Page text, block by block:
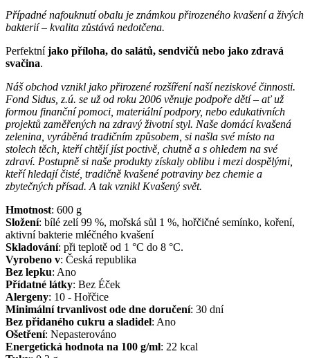
Případné nafouknutí obalu je známkou přirozeného kvašení a živých
bakterií – kvalita zůstává nedotčena.
Perfektníjako příloha, do salátů, sendvičů nebo jako zdravá
svačina.
Náš obchod vznikl jako přirozené rozšíření naší neziskové činnosti.
Fond Sidus, z.ú. se už od roku 2006 věnuje podpoře dětí – ať už
formou finanční pomoci, materiální podpory, nebo edukativních
projektů zaměřených na zdravý životní styl. Naše domácí kvašená
zelenina, vyráběná tradičním způsobem, si našla své místo na
stolech těch, kteří chtějí jíst poctivě, chutně a s ohledem na své
zdraví. Postupně si naše produkty získaly oblibu i mezi dospělými,
kteří hledají čisté, tradičně kvašené potraviny bez chemie a
zbytečných přísad. A tak vznikl Kvašený svět.
Hmotnost: 600 g
Složení: bílé zelí 99 %, mořská sůl 1 %, hořčičné semínko, koření,
aktivní bakterie mléčného kvašení
Skladování: při teplotě od 1 °C do 8 °C.
Vyrobeno v: Česká republika
Bez lepku: Ano
Přídatné látky: Bez Éček
Alergeny: 10 - Hořčice
Minimální trvanlivost ode dne doručení: 30 dní
Bez přidaného cukru a sladidel: Ano
Ošetření: Nepasterováno
Energetická hodnota na 100 g/ml: 22 kcal